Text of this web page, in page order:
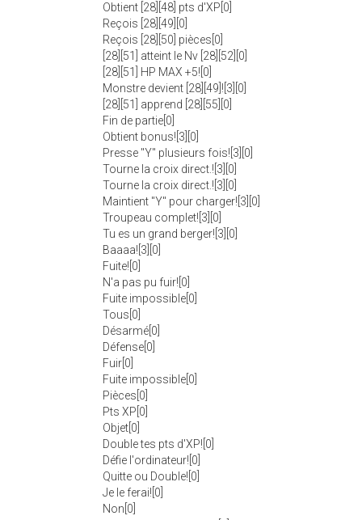
Obtient [28][48] pts d'XP[0]
Reçois [28][49][0]
Reçois [28][50] pièces[0]
[28][51] atteint le Nv [28][52][0]
[28][51] HP MAX +5![0]
Monstre devient [28][49]![3][0]
[28][51] apprend [28][55][0]
Fin de partie[0]
Obtient bonus![3][0]
Presse "Y" plusieurs fois![3][0]
Tourne la croix direct.![3][0]
Tourne la croix direct.![3][0]
Maintient "Y" pour charger![3][0]
Troupeau complet![3][0]
Tu es un grand berger![3][0]
Baaaa![3][0]
Fuite![0]
N'a pas pu fuir![0]
Fuite impossible[0]
Tous[0]
Désarmé[0]
Défense[0]
Fuir[0]
Fuite impossible[0]
Pièces[0]
Pts XP[0]
Objet[0]
Double tes pts d'XP![0]
Défie l'ordinateur![0]
Quitte ou Double![0]
Je le ferai![0]
Non[0]